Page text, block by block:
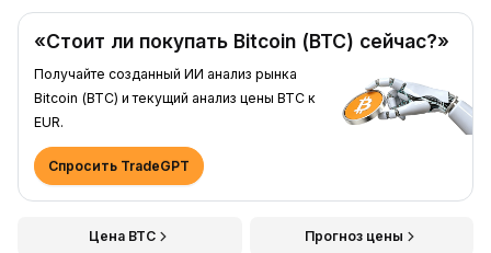
«Стоит ли покупать Bitcoin (BTC) сейчас?»
Получайте созданный ИИ анализ рынка
Bitcoin (BTC) и текущий анализ цены BTC к
EUR.
Спросить TradeGPT
Цена BTC Прогноз цены